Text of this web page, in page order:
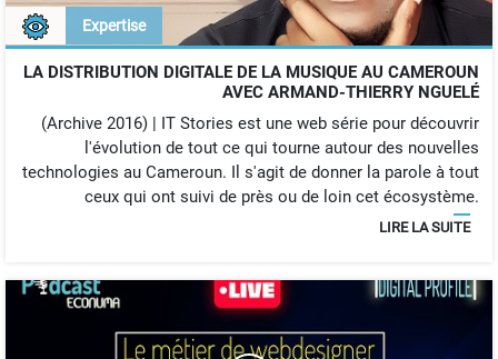
Expertise
LA DISTRIBUTION DIGITALE DE LA MUSIQUE AU CAMEROUN
AVEC ARMAND-THIERRY NGUELÉ
(Archive 2016) | IT Stories est une web série pour découvrir
l'évolution de tout ce qui tourne autour des nouvelles
technologies au Cameroun. Il s'agit de donner la parole à tout
ceux qui ont suivi de près ou de loin cet écosystème.
LIRE LA SUITE